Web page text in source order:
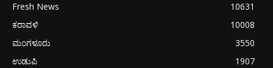
Fresh News
10631
ಕರಾವಳಿ
10008
ಮಂಗಳೂರು
3550
ಉಡುಪಿ
1907